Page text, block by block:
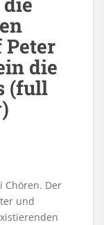
die
(full
Chören. Der
und